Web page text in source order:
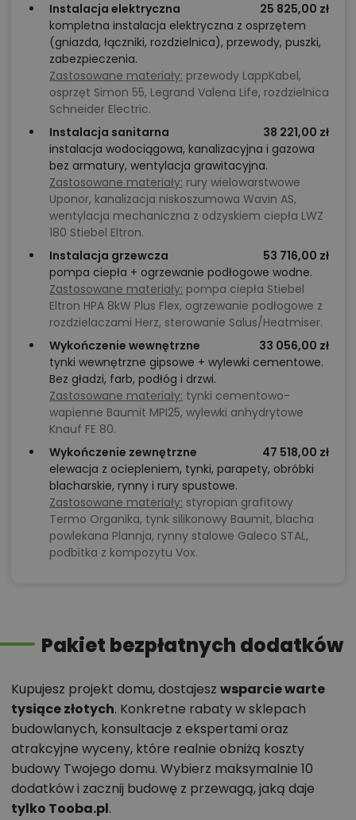
Instalacja elektryczna
25 825,00 zł
kompletna instalacja elektryczna z osprzętem
(gniazda, łączniki, rozdzielnica), przewody, puszki,
zabezpieczenia.
Zastosowane materiały: przewody LappKabel,
osprzęt Simon 55, Legrand Valena Life, rozdzielnica
Schneider Electric.
Instalacja sanitarna
38 221,00 zł
instalacja wodociągowa, kanalizacyjna i gazowa
bez armatury, wentylacja grawitacyjna.
Zastosowane materiały: rury wielowarstwowe
Uponor, kanalizacja niskoszumowa Wavin AS,
wentylacja mechaniczna z odzyskiem ciepła LWZ
180 Stiebel Eltron.
Instalacja grzewcza
53 716,00 zł
pompa ciepła + ogrzewanie podłogowe wodne.
Zastosowane materiały: pompa ciepła Stiebel
Eltron HPA 8kW Plus Flex, ogrzewanie podłogowe z
rozdzielaczami Herz, sterowanie Salus/Heatmiser.
Wykończenie wewnętrzne
33 056,00 zł
tynki wewnętrzne gipsowe + wylewki cementowe.
Bez gładzi, farb, podłóg i drzwi.
Zastosowane materiały: tynki cementowo-
wapienne Baumit MPI25, wylewki anhydrytowe
Knauf FE 80.
Wykończenie zewnętrzne
47 518,00 zł
elewacja z ociepleniem, tynki, parapety, obróbki
blacharskie, rynny i rury spustowe.
Zastosowane materiały: styropian grafitowy
Termo Organika, tynk silikonowy Baumit, blacha
powlekana Plannja, rynny stalowe Galeco STAL,
podbitka z kompozytu Vox.
Pakiet bezpłatnych dodatków
Kupujesz projekt domu, dostajesz wsparcie warte
tysiące złotych. Konkretne rabaty w sklepach
budowlanych, konsultacje z ekspertami oraz
atrakcyjne wyceny, które realnie obniżą koszty
budowy Twojego domu. Wybierz maksymalnie 10
dodatków i zacznij budowę z przewagą, jaką daje
tylko Tooba.pl.